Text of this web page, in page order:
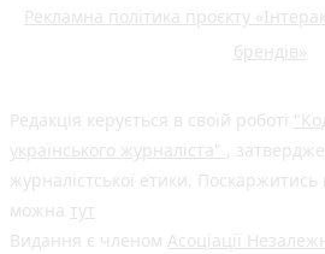
Рекламна політика проєкту
брендів»
Редакція керується в своїй роботі
українського журналіста" ,
журналістської етики. Поскаржитись
можна тут
Видання є членом Асоціації